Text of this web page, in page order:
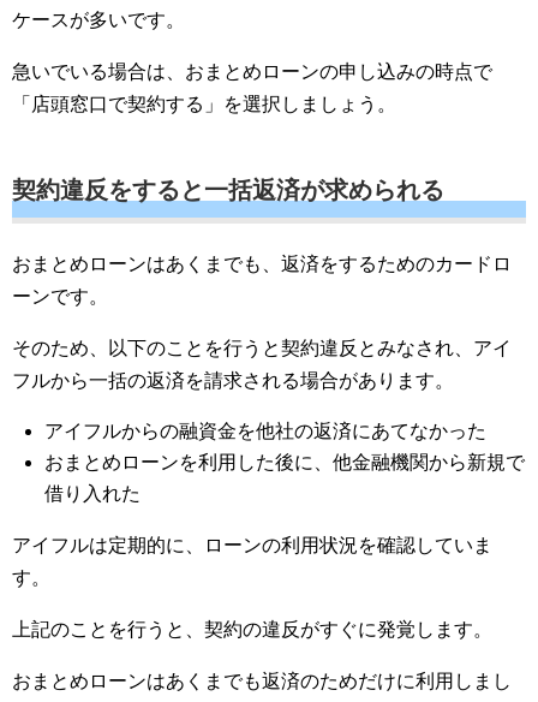
ケースが多いです。
急いでいる場合は、おまとめローンの申し込みの時点で
「店頭窓口で契約する」を選択しましょう。
契約違反をすると一括返済が求められる
おまとめローンはあくまでも、返済をするためのカードロ
ーンです。
そのため、以下のことを行うと契約違反とみなされ、アイ
フルから一括の返済を請求される場合があります。
アイフルからの融資金を他社の返済にあてなかった
おまとめローンを利用した後に、他金融機関から新規で
借り入れた
アイフルは定期的に、ローンの利用状況を確認していま
す。
上記のことを行うと、契約の違反がすぐに発覚します。
おまとめローンはあくまでも返済のためだけに利用しまし